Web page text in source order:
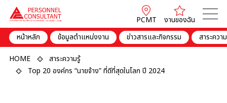
PCMT
งานของฉัน
หน้าหลัก
ข้อมูลตำแหน่งงาน ข่าวสารและกิจกรรม สาระควา
HOME
สาระความรู้
Top 20 องค์กร “นายจ้าง” ที่ดีที่สุดในโลก ปี 2024